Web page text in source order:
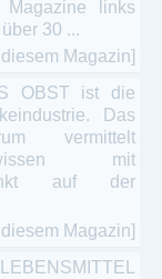
links
30 ...
Magazin]
OBST ist die
Das
vermittelt
mit
auf der
Magazin]